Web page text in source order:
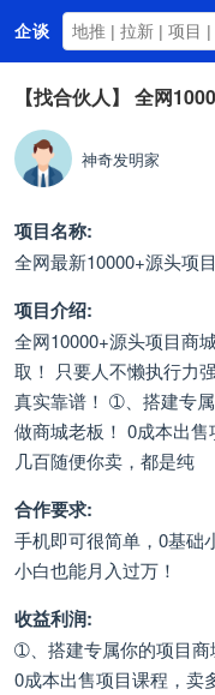
企谈
首页
商务资源
资讯动态
关于我们
【找合伙人】 全网
神奇发明家
项目名称:
全网最新10000+源头项
项目介绍:
全网10000+源头项目商
取！ 只要人不懒执行力
真实靠谱！ ➀、搭建专
做商城老板！ 0成本出售
几百随便你卖，都是纯
合作要求:
手机即可很简单，0基础
小白也能月入过万！
收益利润:
➀、搭建专属你的项目商
0成本出售项目课程，卖